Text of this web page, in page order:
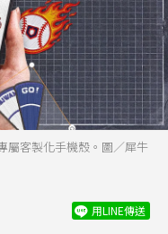
屬客製化手機殼。圖／犀牛
用LINE傳送